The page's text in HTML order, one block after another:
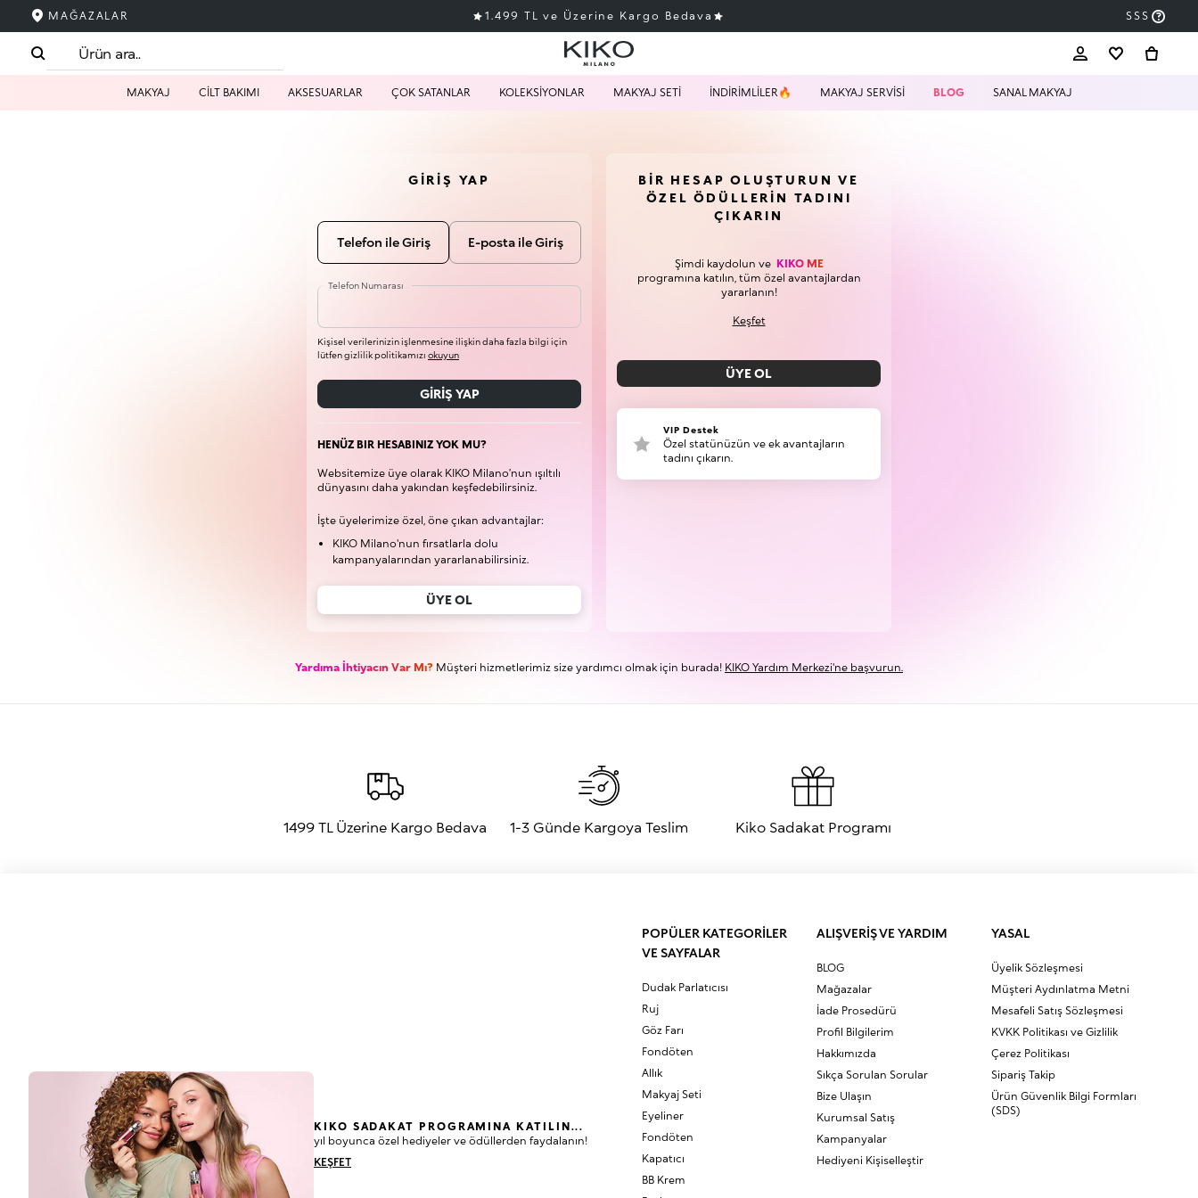
MAĞAZALAR 1.499 TL ve Üzerine Kargo Bedava SSS
MAKYAJ CİLT BAKIMI AKSESUARLAR ÇOK SATANLAR KOLEKSİYONLAR MAKYAJ SETİ İNDİRİMLİLER🔥 MAKYAJ SERVİSİ BLOG SANAL MAKYAJ
GIRIŞ YAP
Telefon ile Giriş E-posta ile Giriş
Telefon Numarası
Kişisel verilerinizin işlenmesine ilişkin daha fazla bilgi için
lütfen gizlilik politikamızı okuyun
GIRIŞ YAP
HENÜZ BIR HESABINIZ YOK MU?
Websitemize üye olarak KIKO Milano’nun ışıltılı
dünyasını daha yakından keşfedebilirsiniz.
İşte üyelerimize özel, öne çıkan advantajlar:
KIKO Milano'nun fırsatlarla dolu
kampanyalarından yararlanabilirsiniz.
ÜYE OL
BIR HESAP OLUŞTURUN VE
ÖZEL ÖDÜLLERIN TADINI
ÇIKARIN
Şimdi kaydolun ve KIKO ME
programına katılın, tüm özel avantajlardan
yararlanın!
Keşfet
ÜYE OL
VIP Destek
Özel statünüzün ve ek avantajların
tadını çıkarın.
Yardıma İhtiyacın Var Mı? Müşteri hizmetlerimiz size yardımcı olmak için burada! KIKO Yardım Merkezi'ne başvurun.
1499 TL Üzerine Kargo Bedava 1-3 Günde Kargoya Teslim Kiko Sadakat Programı
KIKO SADAKAT PROGRAMINA KATILIN...
yıl boyunca özel hediyeler ve ödüllerden faydalanın!
KEŞFET
POPÜLER KATEGORİLER
VE SAYFALAR
Dudak Parlatıcısı
Ruj
Göz Farı
Fondöten
Allık
Makyaj Seti
Eyeliner
Fondöten
Kapatıcı
BB Krem
ALIŞVERİŞ VE YARDIM
BLOG
Mağazalar
İade Prosedürü
Profil Bilgilerim
Hakkımızda
Sıkça Sorulan Sorular
Bize Ulaşın
Kurumsal Satış
Kampanyalar
Hediyeni Kişiselleştir
YASAL
Üyelik Sözleşmesi
Müşteri Aydınlatma Metni
Mesafeli Satış Sözleşmesi
KVKK Politikası ve Gizlilik
Çerez Politikası
Sipariş Takip
Ürün Güvenlik Bilgi Formları
(SDS)